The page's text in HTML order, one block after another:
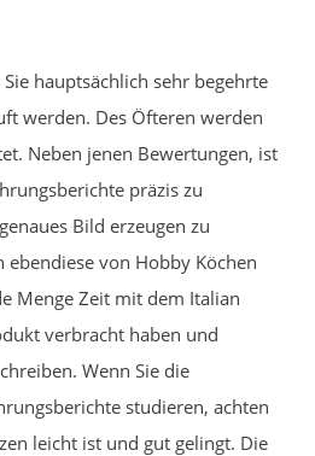
hauptsächlich sehr begehrte
werden. Des Öfteren werden
Neben jenen Bewertungen, ist
präzis zu
Bild erzeugen zu
von Hobby Köchen
Menge Zeit mit dem Italian
verbracht haben und
Wenn Sie die
studieren, achten
leicht ist und gut gelingt. Die